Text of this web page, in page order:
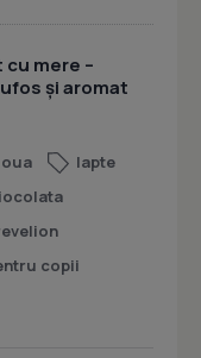
mere –
și aromat
oua
lapte
copii